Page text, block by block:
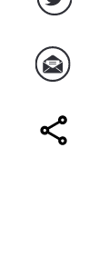
Twitter
Correo
comparte